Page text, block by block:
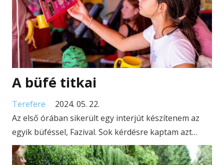
A büfé titkai
Terefere
2024. 05. 22.
Az első órában sikerült egy interjút készítenem az
egyik büféssel, Fazival. Sok kérdésre kaptam azt…